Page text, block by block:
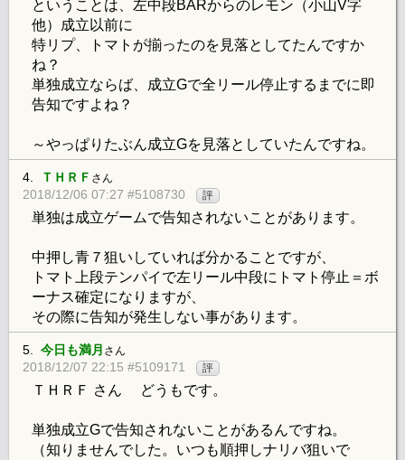
ということは、左中段BARからのレモン（小山V字
他）成立以前に
特リプ、トマトが揃ったのを見落としてたんですか
ね？
単独成立ならば、成立Gで全リール停止するまでに即
告知ですよね？
～やっぱりたぶん成立Gを見落としていたんですね。
4. ＴＨＲＦ さん
2018/12/06 07:27 #5108730 評
単独は成立ゲームで告知されないことがあります。
中押し青７狙いしていれば分かることですが、
トマト上段テンパイで左リール中段にトマト停止＝ボ
ーナス確定になりますが、
その際に告知が発生しない事があります。
5. 今日も満月 さん
2018/12/07 22:15 #5109171 評
ＴＨＲＦ さん どうもです。
単独成立Gで告知されないことがあるんですね。
（知りませんでした。いつも順押しナリバ狙いで